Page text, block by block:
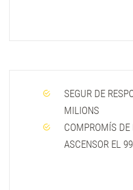
SEGUR DE
MILIONS
COMPROMÍS
ASCENSOR EL